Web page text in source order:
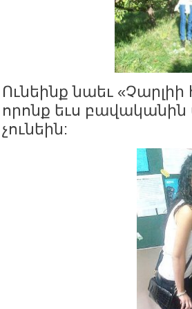
Ունեինք նաեւ
որոնք եւս բավականին
չունեին: